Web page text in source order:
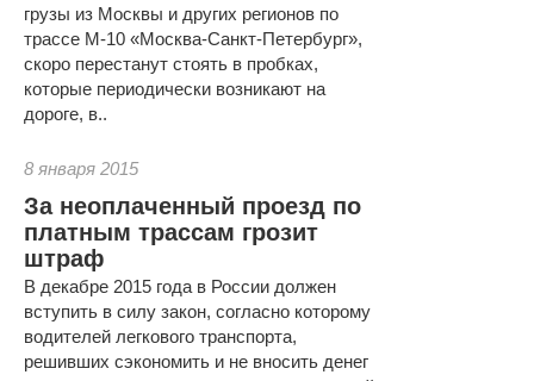
грузы из Москвы и других регионов по
трассе М-10 «Москва-Санкт-Петербург»,
скоро перестанут стоять в пробках,
которые периодически возникают на
дороге, в..
8 января 2015
За неоплаченный проезд по
платным трассам грозит
штраф
В декабре 2015 года в России должен
вступить в силу закон, согласно которому
водителей легкового транспорта,
решивших сэкономить и не вносить денег